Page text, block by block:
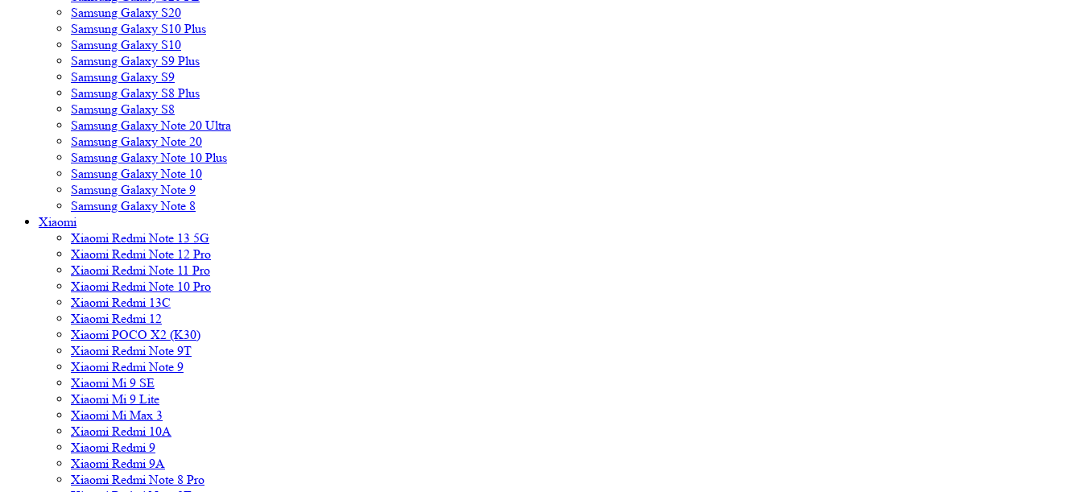
Samsung Galaxy S20
Samsung Galaxy S10 Plus
Samsung Galaxy S10
Samsung Galaxy S9 Plus
Samsung Galaxy S9
Samsung Galaxy S8 Plus
Samsung Galaxy S8
Samsung Galaxy Note 20 Ultra
Samsung Galaxy Note 20
Samsung Galaxy Note 10 Plus
Samsung Galaxy Note 10
Samsung Galaxy Note 9
Samsung Galaxy Note 8
Xiaomi
Xiaomi Redmi Note 13 5G
Xiaomi Redmi Note 12 Pro
Xiaomi Redmi Note 11 Pro
Xiaomi Redmi Note 10 Pro
Xiaomi Redmi 13C
Xiaomi Redmi 12
Xiaomi POCO X2 (K30)
Xiaomi Redmi Note 9T
Xiaomi Redmi Note 9
Xiaomi Mi 9 SE
Xiaomi Mi 9 Lite
Xiaomi Mi Max 3
Xiaomi Redmi 10A
Xiaomi Redmi 9
Xiaomi Redmi 9A
Xiaomi Redmi Note 8 Pro